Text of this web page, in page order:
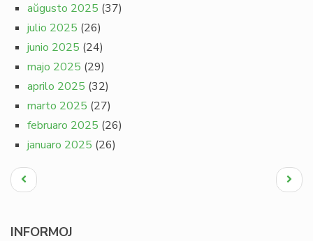
aŭgusto 2025 (37)
julio 2025 (26)
junio 2025 (24)
majo 2025 (29)
aprilo 2025 (32)
marto 2025 (27)
februaro 2025 (26)
januaro 2025 (26)
Pagination
Antaŭa
paĝo
Next
page
INFORMOJ